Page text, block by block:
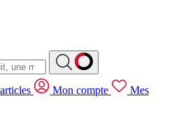
articles Mon compte
Mes